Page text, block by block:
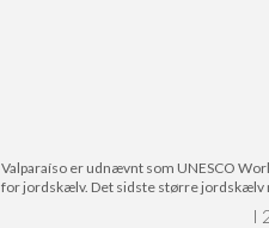
Valparaíso er udnævnt som UNESCO
for jordskælv. Det sidste større jordskælv
I